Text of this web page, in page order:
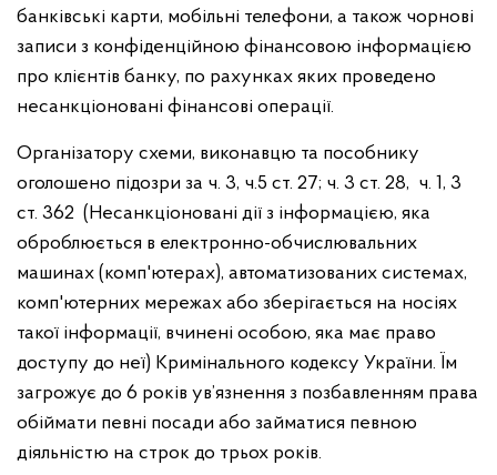
банківські карти, мобільні телефони, а також чорнові
записи з конфіденційною фінансовою інформацією
про клієнтів банку, по рахунках яких проведено
несанкціоновані фінансові операції.
Організатору схеми, виконавцю та пособнику
оголошено підозри за ч. 3, ч.5 ст. 27; ч. 3 ст. 28, ч. 1, 3
ст. 362 (Несанкціоновані дії з інформацією, яка
оброблюється в електронно-обчислювальних
машинах (комп'ютерах), автоматизованих системах,
комп'ютерних мережах або зберігається на носіях
такої інформації, вчинені особою, яка має право
доступу до неї) Кримінального кодексу України. Їм
загрожує до 6 років ув’язнення з позбавленням права
обіймати певні посади або займатися певною
діяльністю на строк до трьох років.